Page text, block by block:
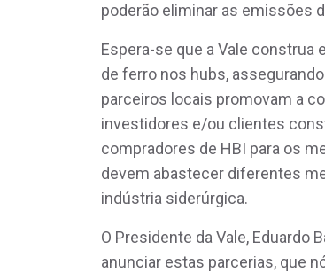
poderão eliminar as emissões
Espera-se que a Vale construa
de ferro nos hubs,
parceiros locais promovam a
investidores e/ou clientes
compradores de HBI para os
devem abastecer diferentes
indústria siderúrgica.
O Presidente da Vale,
anunciar estas parcerias, que